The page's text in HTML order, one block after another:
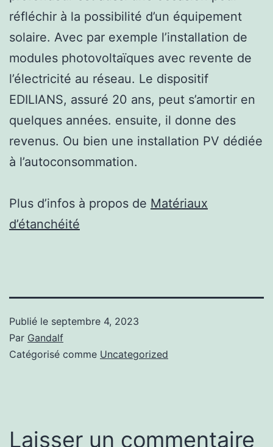
réfléchir à la possibilité d’un équipement
solaire. Avec par exemple l’installation de
modules photovoltaïques avec revente de
l’électricité au réseau. Le dispositif
EDILIANS, assuré 20 ans, peut s’amortir en
quelques années. ensuite, il donne des
revenus. Ou bien une installation PV dédiée
à l’autoconsommation.
Plus d’infos à propos de Matériaux
d’étanchéité
Publié le septembre 4, 2023
Par Gandalf
Catégorisé comme Uncategorized
Laisser un commentaire